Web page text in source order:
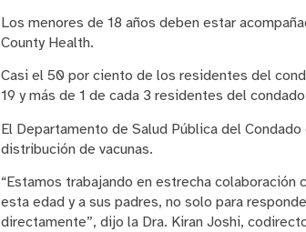
Los menores de 18 años deben estar
County Health.
Casi el 50 por ciento de los residentes del
19 y más de 1 de cada 3 residentes del
El Departamento de Salud Pública del
distribución de vacunas.
“Estamos trabajando en estrecha
esta edad y a sus padres, no solo para
directamente”, dijo la Dra. Kiran Joshi,